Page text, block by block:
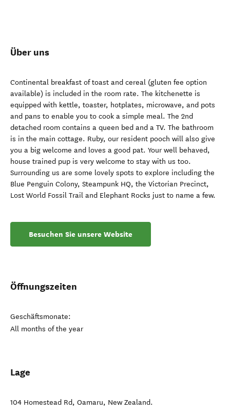
Über uns
Continental breakfast of toast and cereal (gluten fee option
available) is included in the room rate. The kitchenette is
equipped with kettle, toaster, hotplates, microwave, and pots
and pans to enable you to cook a simple meal. The 2nd
detached room contains a queen bed and a TV. The bathroom
is in the main cottage. Ruby, our resident pooch will also give
you a big welcome and loves a good pat. Your well behaved,
house trained pup is very welcome to stay with us too.
Surrounding us are some lovely spots to explore including the
Blue Penguin Colony, Steampunk HQ, the Victorian Precinct,
Lost World Fossil Trail and Elephant Rocks just to name a few.
Besuchen Sie unsere Website
Öffnungszeiten
Geschäftsmonate:
All months of the year
Lage
104 Homestead Rd, Oamaru, New Zealand.